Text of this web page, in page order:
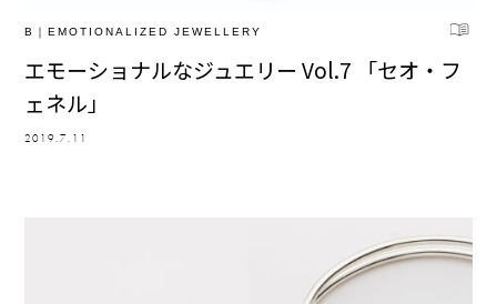
B｜EMOTIONALIZED JEWELLERY
エモーショナルなジュエリー Vol.7 「セオ・フ
ェネル」
2019.7.11